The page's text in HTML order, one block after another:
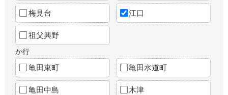
梅見台 江口
祖父興野
か行
亀田東町 亀田水道町
亀田中島 木津